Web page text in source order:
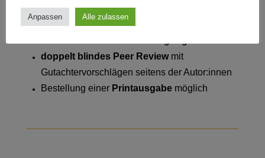
Vorgabe von Themen
eingeladeneGastbeiträge
doppelt blindes Peer Reviewmit
Gutachtervorschlägen seitens der Autor:innen
Bestellung einer Printausgabemöglich
Anpassen Alle zulassen